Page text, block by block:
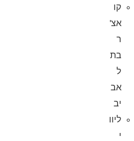
קו
אצ'
ר
בת
ל
אב
יב
ליוו
י